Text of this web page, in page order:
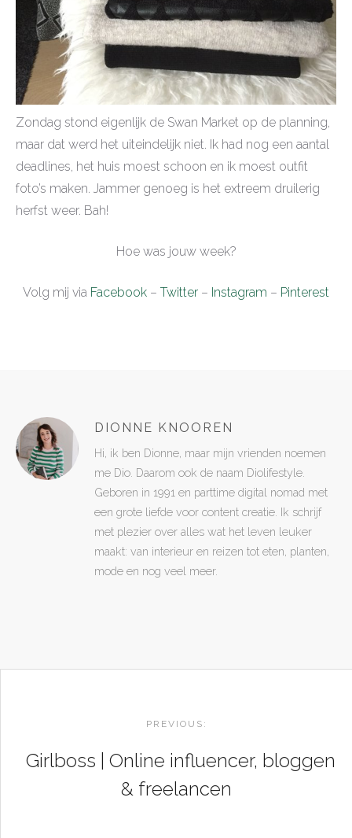
Zondag stond eigenlijk de Swan Market op de planning,
maar dat werd het uiteindelijk niet. Ik had nog een aantal
deadlines, het huis moest schoon en ik moest outfit
foto’s maken. Jammer genoeg is het extreem druilerig
herfst weer. Bah!
Hoe was jouw week?
Volg mij via Facebook – Twitter – Instagram – Pinterest
DIONNE KNOOREN
Hi, ik ben Dionne, maar mijn vrienden noemen
me Dio. Daarom ook de naam Diolifestyle.
Geboren in 1991 en parttime digital nomad met
een grote liefde voor content creatie. Ik schrijf
met plezier over alles wat het leven leuker
maakt: van interieur en reizen tot eten, planten,
mode en nog veel meer.
NAVIGATION
PREVIOUS:
Girlboss | Online influencer, bloggen
& freelancen